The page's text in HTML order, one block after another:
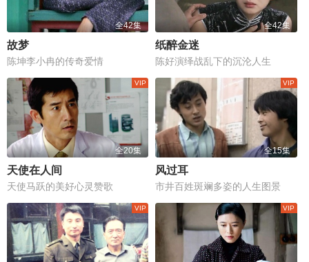
全42集
故梦
陈坤李小冉的传奇爱情
全42集
纸醉金迷
陈好演绎战乱下的沉沦人生
全20集
天使在人间
天使马跃的美好心灵赞歌
全15集
风过耳
市井百姓斑斓多姿的人生图景